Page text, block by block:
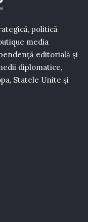
politică
media
editorială și
diplomatice,
Statele Unite și